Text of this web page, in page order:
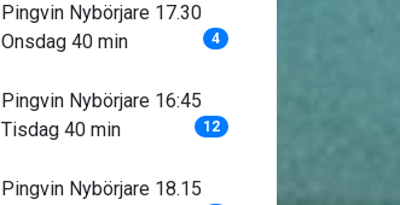
Pingvin Nybörjare 17.30
Onsdag 40 min
4
Pingvin Nybörjare 16:45
Tisdag 40 min
12
Pingvin Nybörjare 18.15